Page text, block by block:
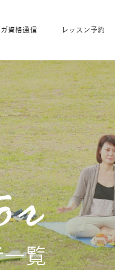
覧
直営校ブログ
養成講座お申込み
ガ資格通信
ビー「ピラティス＆ヨガ
レッスン予約
張ヨガ・オフィスヨガ
美ママピラティ
ス
エモーシ
ガ®